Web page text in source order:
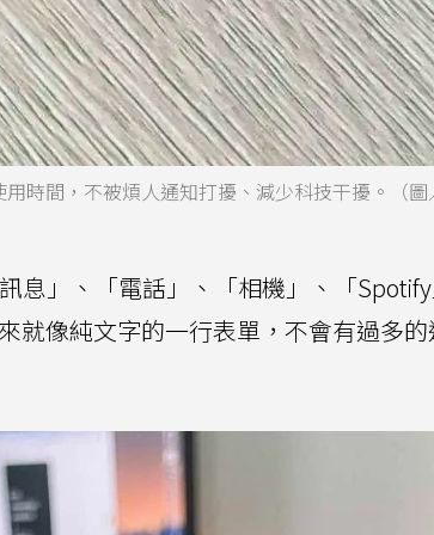
時間，不被煩人通知打擾、減少科技干擾。（
息」、「電話」、「相機」、「
就像純文字的一行表單，不會有過多